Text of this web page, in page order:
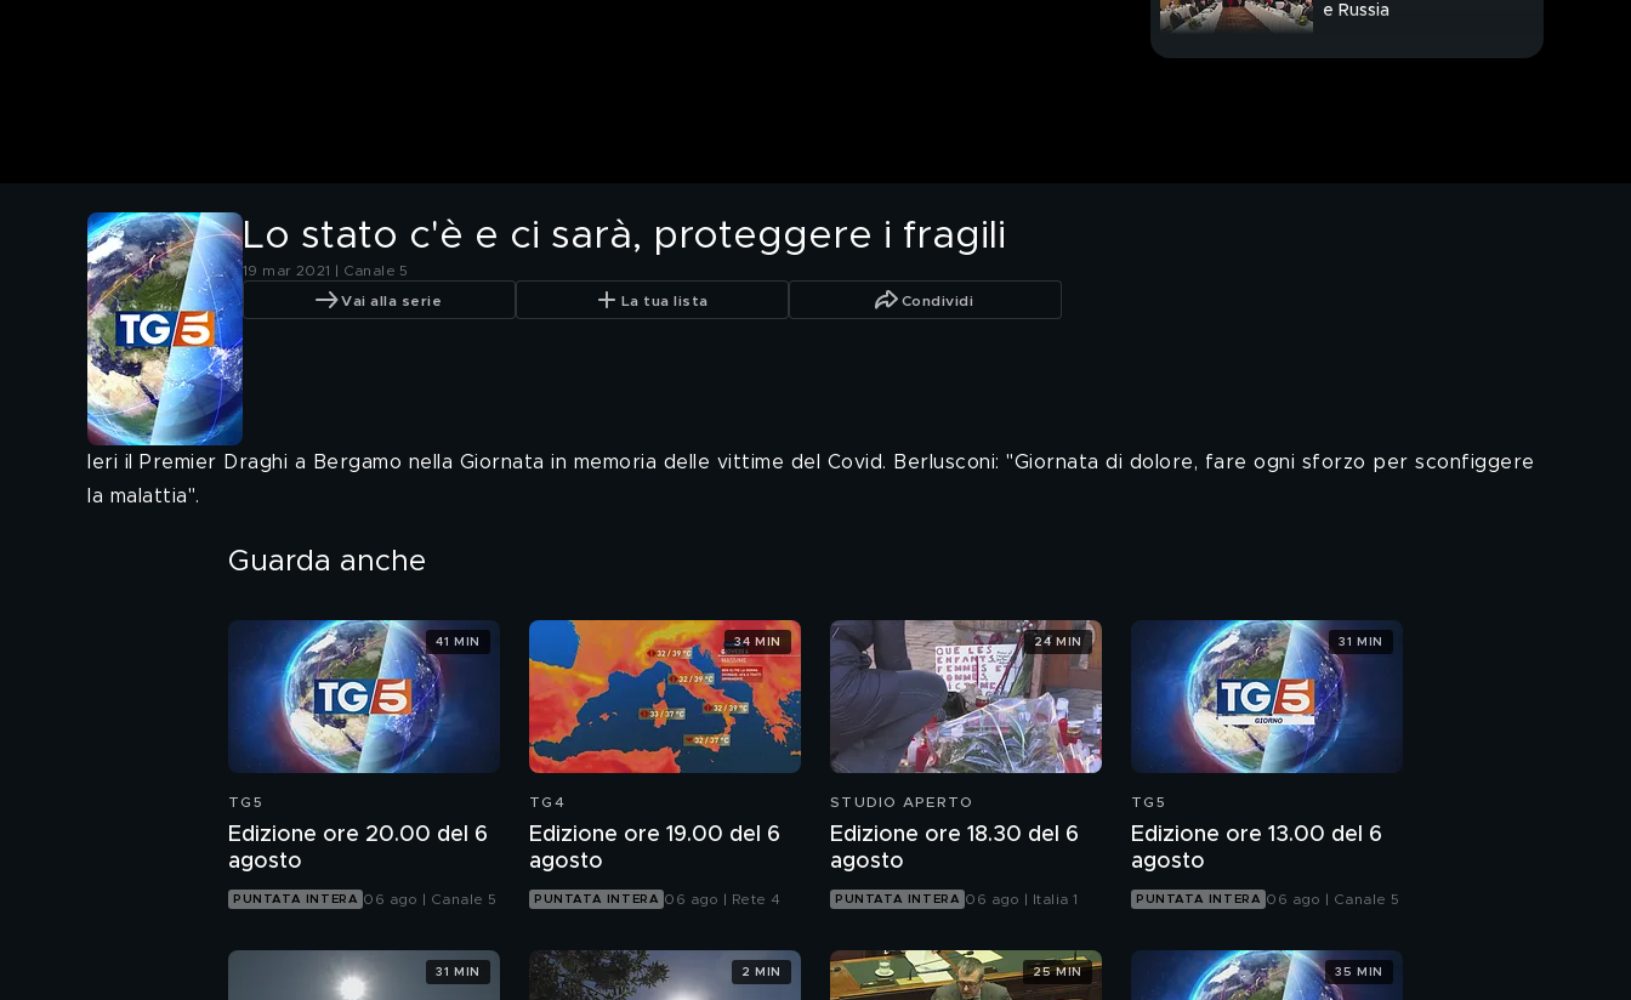
e Russia
Lo stato c'è e ci sarà, proteggere i fragili
19 mar 2021 | Canale 5
Vai alla serie La tua lista Condividi
Ieri il Premier Draghi a Bergamo nella Giornata in memoria delle vittime del Covid. Berlusconi: "Giornata di dolore, fare ogni sforzo per sconfiggere
la malattia".
Guarda anche
TG5
Edizione ore 20.00 del 6
agosto
PUNTATA INTERA 06 ago | Canale 5
41 MIN
TG4
Edizione ore 19.00 del 6
agosto
PUNTATA INTERA 06 ago | Rete 4
34 MIN
STUDIO APERTO
Edizione ore 18.30 del 6
agosto
PUNTATA INTERA 06 ago | Italia 1
24 MIN
TG5
Edizione ore 13.00 del 6
agosto
PUNTATA INTERA 06 ago | Canale 5
31 MIN
31 MIN 2 MIN 25 MIN 35 MIN